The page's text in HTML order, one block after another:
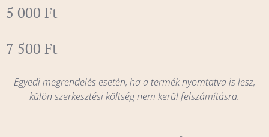
5 000 Ft
7 500 Ft
Egyedi megrendelés esetén, ha a termék nyomtatva is lesz,
külön szerkesztési költség nem kerül felszámításra.